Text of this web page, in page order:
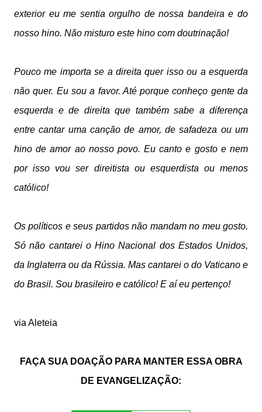
exterior eu me sentia orgulho de nossa bandeira e do
nosso hino. Não misturo este hino com doutrinação!
Pouco me importa se a direita quer isso ou a esquerda
não quer. Eu sou a favor. Até porque conheço gente da
esquerda e de direita que também sabe a diferença
entre cantar uma canção de amor, de safadeza ou um
hino de amor ao nosso povo. Eu canto e gosto e nem
por isso vou ser direitista ou esquerdista ou menos
católico!
Os políticos e seus partidos não mandam no meu gosto.
Só não cantarei o Hino Nacional dos Estados Unidos,
da Inglaterra ou da Rússia. Mas cantarei o do Vaticano e
do Brasil. Sou brasileiro e católico! E aí eu pertenço!
via Aleteia
FAÇA SUA DOAÇÃO PARA MANTER ESSA OBRA
DE EVANGELIZAÇÃO: